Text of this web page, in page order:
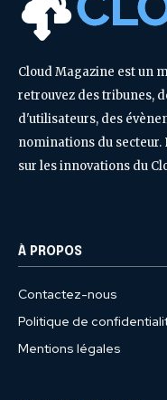
Cloud Magazine est un
retrouvez des tribunes,
d'utilisateurs, des
nominations du
sur les innovations du
À PROPOS
Contactez-nous
Politique de
Mentions légales